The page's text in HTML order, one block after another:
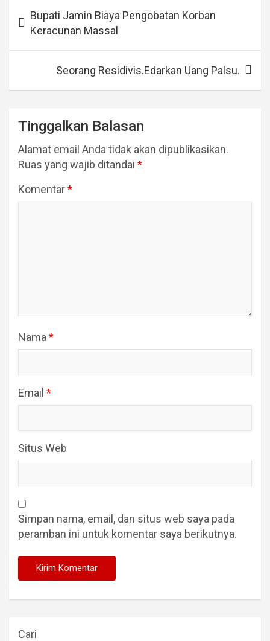
posBupati Jamin Biaya Pengobatan Korban
Keracunan Massal
Seorang Residivis.Edarkan Uang Palsu.
Tinggalkan Balasan
Alamat email Anda tidak akan dipublikasikan.
Ruas yang wajib ditandai *
Komentar*
Nama *
Email *
Situs Web
Simpan nama, email, dan situs web saya pada
peramban ini untuk komentar saya berikutnya.
Cari